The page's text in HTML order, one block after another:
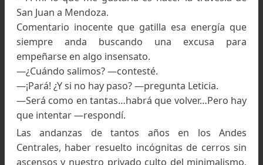
Pero a fines de 2024, charlando durante el curso
montañismo de nuestro grupo, como al
María Inés Comuzzi dice:
—A mí lo que me gustaría es hacer la travesía
San Juan a Mendoza.
Comentario inocente que gatilla esa energía
siempre anda buscando una excusa
empeñarse en algo insensato.
—¿Cuándo salimos? —contesté.
—¡Pará! ¿Y si no hay paso? —pregunta Leticia.